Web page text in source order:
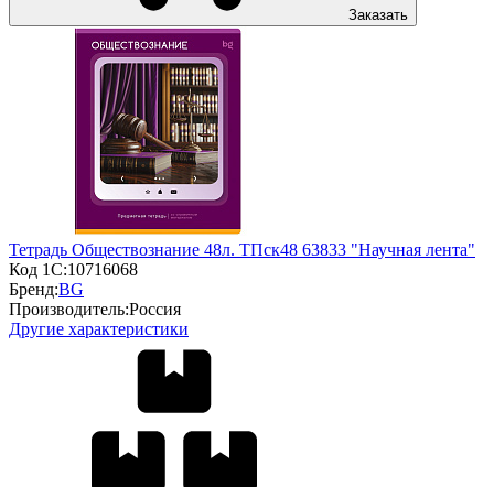
Заказать
Тетрадь Обществознание 48л. ТПск48 63833 "Научная лента"
Код 1С:10716068
Бренд:BG
Производитель:Россия
Другие характеристики